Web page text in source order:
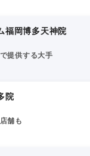
福岡博多天神院
提供する大手
院
舗も